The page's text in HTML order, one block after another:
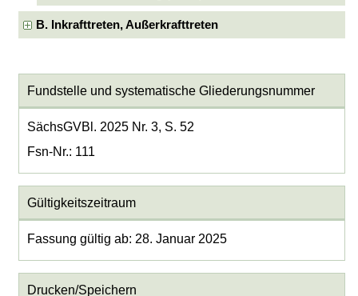
B. Inkrafttreten, Außerkrafttreten
Fundstelle und systematische Gliederungsnummer
SächsGVBl. 2025 Nr. 3, S. 52
Fsn-Nr.: 111
Gültigkeitszeitraum
Fassung gültig ab: 28. Januar 2025
Drucken/Speichern